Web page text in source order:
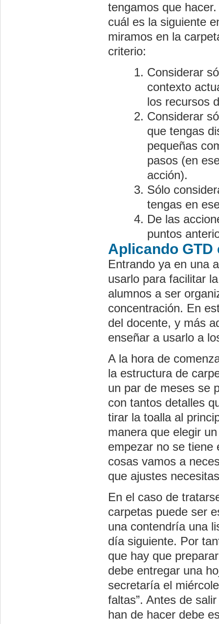
tengamos que
cuál es la siguiente
miramos en la
criterio:
Considerar
contexto
los recursos
Considerar
que tengas
pequeñas
pasos (en
acción).
Sólo
tengas en
De las
puntos
Aplicando GTD
Entrando ya en una
usarlo para facilitar
alumnos a ser
concentración. En
del docente, y más
enseñar a usarlo a
A la hora de
la estructura de
un par de meses se
con tantos detalles
tirar la toalla al
manera que elegir
empezar no se tiene
cosas vamos a
que ajustes
En el caso de
carpetas puede ser
una contendría una
día siguiente. Por
que hay que
debe entregar una
secretaría el
faltas”. Antes de
han de hacer debe